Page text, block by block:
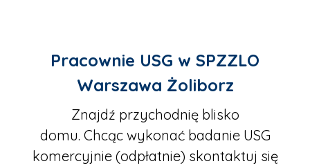
Pracownie USG w SPZZLO
Warszawa Żoliborz
Znajdź przychodnię blisko
domu. Chcąc wykonać badanie USG
komercyjnie (odpłatnie) skontaktuj się